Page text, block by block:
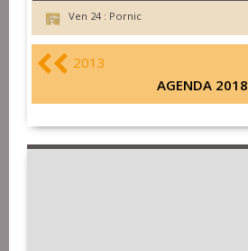
Ven 24 : Pornic
2013
AGENDA 2018